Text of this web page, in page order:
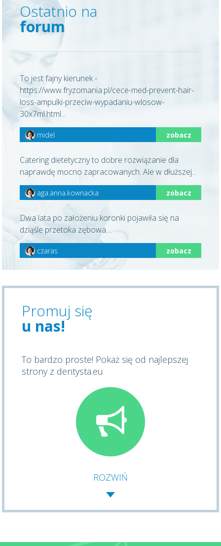
Ostatnio na
forum
To jest fajny kierunek -
https://www.fryzomania.pl/cece-med-prevent-hair-
loss-ampulki-przeciw-wypadaniu-wlosow-
30x7ml.html...
midel zobacz
Catering dietetyczny to dobre rozwiązanie dla
naprawdę mocno zapracowanych. Ale w dłuższej...
aga.anna.kownacka zobacz
Dwa lata po założeniu koronki pojawiła się na
dziąśle przetoka zębowa....
czaras zobacz
Promuj się
u nas!
To bardzo proste! Pokaż się od najlepszej
strony z dentysta.eu
ROZWIŃ